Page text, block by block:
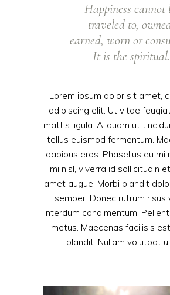
Happiness cannot
traveled to,
earned, worn or
It is the spiritual.
Lorem ipsum dolor sit amet,
adipiscing elit. Ut vitae
mattis ligula. Aliquam ut
tellus euismod fermentum.
dapibus eros. Phasellus eu mi
mi nisl, viverra id sollicitudin
amet augue. Morbi blandit
semper. Donec rutrum risus
interdum condimentum.
metus. Maecenas facilisis
blandit. Nullam volutpat